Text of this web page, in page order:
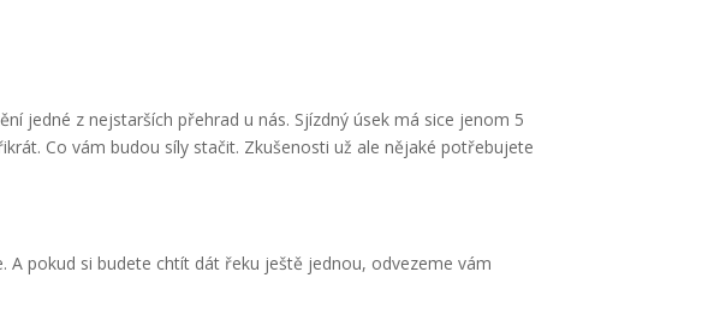
jedné z nejstarších přehrad u nás. Sjízdný úsek má sice jenom 5
Co vám budou síly stačit. Zkušenosti už ale nějaké potřebujete
A pokud si budete chtít dát řeku ještě jednou, odvezeme vám